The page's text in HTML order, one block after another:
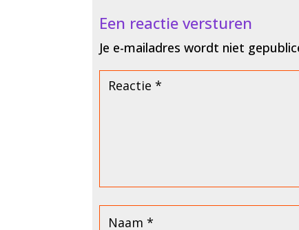
Een reactie versturen
Je e-mailadres wordt niet